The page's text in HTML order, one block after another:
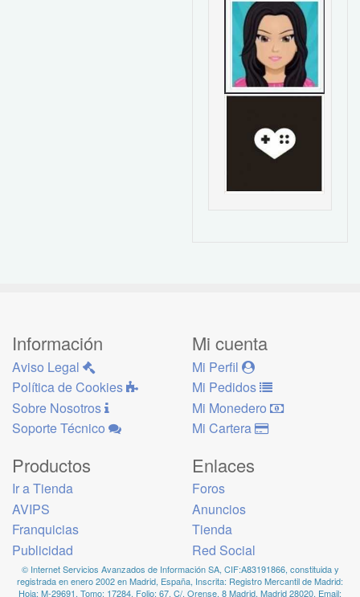
Información
Aviso Legal
Política de Cookies
Sobre Nosotros
Soporte Técnico
Mi cuenta
Mi Perfil
Mi Pedidos
Mi Monedero
Mi Cartera
Productos
Ir a Tienda
AVIPS
Franquicias
Publicidad
Enlaces
Foros
Anuncios
Tienda
Red Social
© Internet Servicios Avanzados de Información SA, CIF:A83191866, constituida y
registrada en enero 2002 en Madrid, España, Inscrita: Registro Mercantil de Madrid:
Hoja: M-29691, Tomo: 17284, Folio: 67. C/. Orense, 8 Madrid, Madrid 28020, Email: